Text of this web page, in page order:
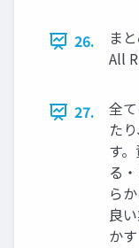
26.
ま
All
27.
全
た
す
る
ら
良
か